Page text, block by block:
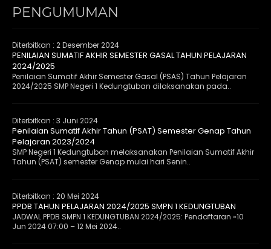
PENGUMUMAN
Diterbitkan : 2 Desember 2024
PENILAIAN SUMATIF AKHIR SEMESTER GASAL TAHUN PELAJARAN
2024/2025
Penilaian Sumatif Akhir Semester Gasal (PSAS) Tahun Pelajaran
2024/2025 SMP Negeri 1 Kedungtuban dilaksanakan pada..
Diterbitkan : 3 Juni 2024
Penilaian Sumatif Akhir Tahun (PSAT) Semester Genap Tahun
Pelajaran 2023/2024
SMP Negeri 1 Kedungtuban melaksanakan Penilaian Sumatif Akhir
Tahun (PSAT) semester Genap mulai hari Senin..
Diterbitkan : 20 Mei 2024
PPDB TAHUN PELAJARAN 2024/2025 SMPN 1 KEDUNGTUBAN
JADWAL PPDB SMPN 1 KEDUNGTUBAN 2024/2025: Pendaftaran »10
Jun 2024 07:00 – 12 Mei 2024..